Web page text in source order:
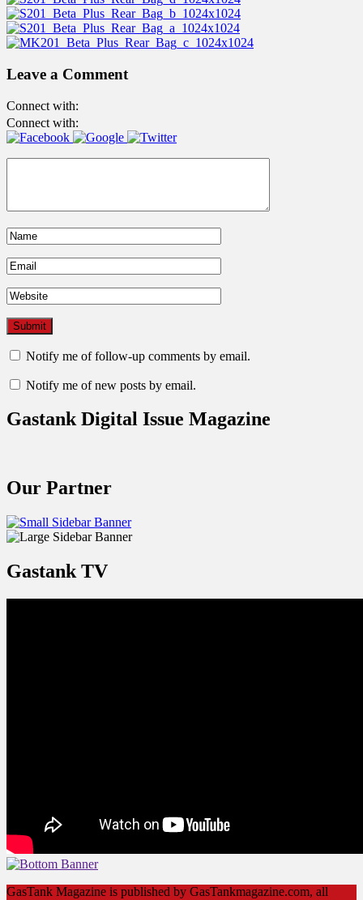
Leave a Comment
Connect with:
Connect with:
Notify me of follow-up comments by email.
Notify me of new posts by email.
Gastank Digital Issue Magazine
Our Partner
Gastank TV
GasTank Magazine is published by GasTankmagazine.com, all